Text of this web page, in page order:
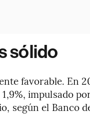
sólido
favorable. En
impulsado
según el Banco